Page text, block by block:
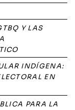
Y LAS
INDÍGENA:
EN
PARA LA